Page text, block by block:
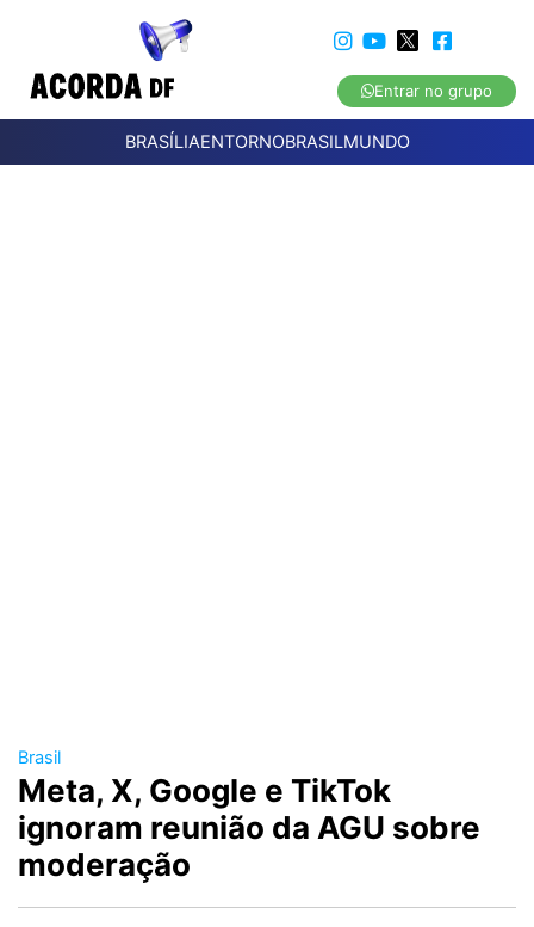
Entrar no grupo
BRASÍLIAENTORNOBRASILMUNDO
Brasil
Meta, X, Google e TikTok
ignoram reunião da AGU sobre
moderação